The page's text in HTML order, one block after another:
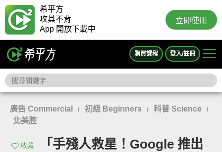
希平方
攻其不背
App 開放下載中
立即使用
購買課程 登入/註冊
廣告 Commercial / 初級 Beginners / 科普 Science /
北美腔
收藏
「手殘人救星！Google 推出